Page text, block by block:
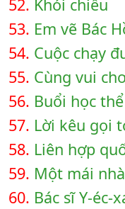
52. Khói chiều
53. Em vẽ Bác
54. Cuộc chạy
55. Cùng vui
56. Buổi học
57. Lời kêu gọi
58. Liên hợp
59. Một mái
60. Bác sĩ Y-éc-